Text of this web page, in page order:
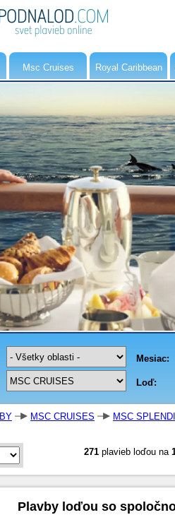
Msc Cruises Royal Caribbean
MSC CRUISES MSC
271 plavieb loďou na
Plavby loďou so